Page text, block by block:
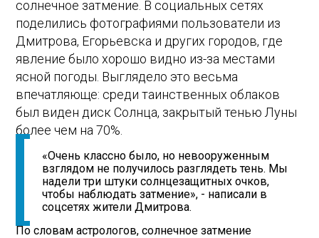
солнечное затмение. В социальных сетях
поделились фотографиями пользователи из
Дмитрова, Егорьевска и других городов, где
явление было хорошо видно из-за местами
ясной погоды. Выглядело это весьма
впечатляюще: среди таинственных облаков
был виден диск Солнца, закрытый тенью Луны
более чем на 70%.
«Очень классно было, но невооруженным
взглядом не получилось разглядеть тень. Мы
надели три штуки солнцезащитных очков,
чтобы наблюдать затмение», - написали в
соцсетях жители Дмитрова.
По словам астрологов, солнечное затмение